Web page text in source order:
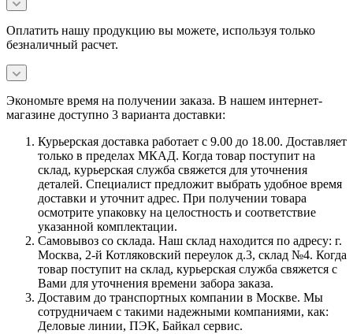
Оплатить нашу продукцию вы можете, используя только
безналичный расчет.
Экономьте время на получении заказа. В нашем интернет-
магазине доступно 3 варианта доставки:
Курьерская доставка работает с 9.00 до 18.00. Доставляет
только в пределах МКАД. Когда товар поступит на
склад, курьерская служба свяжется для уточнения
деталей. Специалист предложит выбрать удобное время
доставки и уточнит адрес. При получении товара
осмотрите упаковку на целостность и соответствие
указанной комплектации.
Самовывоз со склада. Наш склад находится по адресу: г.
Москва, 2-й Котляковский переулок д.3, склад №4. Когда
товар поступит на склад, курьерская служба свяжется с
Вами для уточнения времени забора заказа.
Доставим до транспортных компании в Москве. Мы
сотрудничаем с такими надежными компаниями, как:
Деловые линии, ПЭК, Байкал сервис.